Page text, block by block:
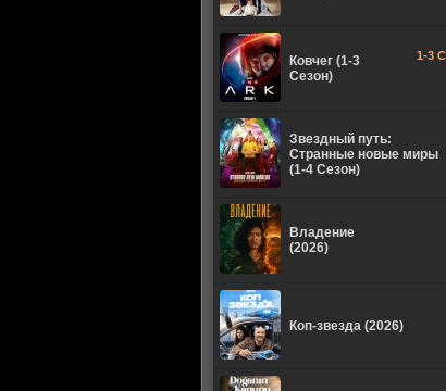
Ковчег (1-3
Сезон)
1-3
Звездный путь:
Странные новые миры
(1-4 Сезон)
Владение
(2026)
Коп-звезда (2026)